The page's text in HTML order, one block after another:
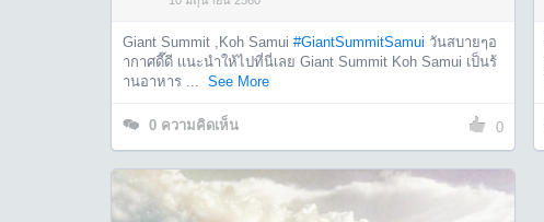
Giant Summit ,Koh Samui #GiantSummitSamui วันสบายๆอ
ากาศดี๊ดี เเนะนำให้ไปที่นี่เลย Giant Summit Koh Samui เป็นร้
านอาหาร ... See More
0 ความคิดเห็น 0